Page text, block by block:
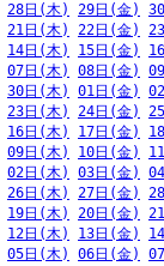
28日(木) 29日(金)
21日(木) 22日(金)
14日(木) 15日(金)
07日(木) 08日(金)
30日(木) 01日(金)
23日(木) 24日(金)
16日(木) 17日(金)
09日(木) 10日(金)
02日(木) 03日(金)
26日(木) 27日(金)
19日(木) 20日(金)
12日(木) 13日(金)
05日(木) 06日(金)